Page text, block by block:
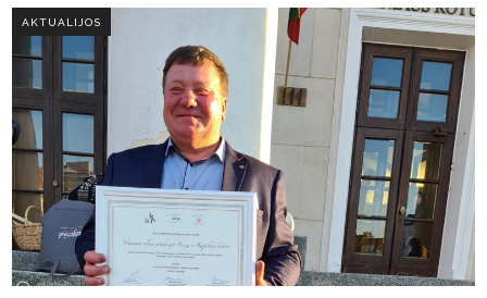
AKTUALIJOS